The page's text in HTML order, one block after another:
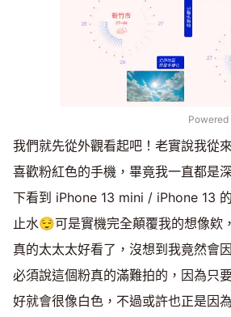
Powered
我們就先從外觀看起吧！老實說我從
喜歡粉紅色的手機，畢竟我一直都是
下看到 iPhone 13 mini / iPhone 13
止水😌可是實機完全顛覆我的想像欸
真的太太太好看了，沒想到我竟然會
必須說這個粉真的滿難拍的，因為只
好就會很像白色，不過或許也正是因